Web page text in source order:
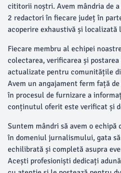
cititorii noștri. Avem mândria de
2 redactori în fiecare județ în
acoperire exhaustivă și
Fiecare membru al echipei
colectarea, verificarea și
actualizate pentru comunitățile
Avem un angajament ferm față
în procesul de furnizare a
conținutul oferit este verificat și
Suntem mândri să avem o
în domeniul jurnalismului, gata
echilibrată și completă asupra
Acești profesioniști dedicați